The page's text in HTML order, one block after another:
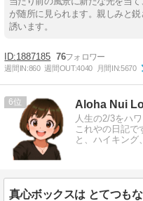
が随所に見られます。親しみと
誘います。
1887185 76
週間IN:860 週間OUT:4040 月間IN:5670
6 Aloha Nui
人生の2/3をハ
これやの日記で
と、ハイキング